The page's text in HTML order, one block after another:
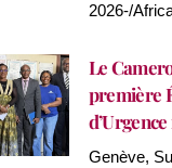
2026-/
Le
première
Genève,